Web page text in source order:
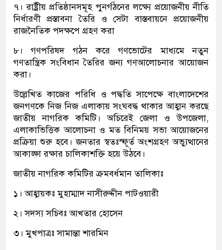
৭। রাষ্ট্রীয় প্রতিষ্ঠানসমূহ পুনর্গঠনের লক্ষ্যে প্রয়োজনীয় নীতি
নির্ধারণী প্রস্তাবনা তৈরি ও সেটা বাস্তবায়নে প্রয়োজনীয়
রাজনৈতিক পদক্ষপে গ্রহণ করা
৮। গণপরিষদ গঠন করে গণভোটের মাধ্যমে নতুন
গণতান্ত্রিক সংবিধান তৈরির জন্য গণআলোচনার আয়োজন
করা।
উল্লেখিত কাজের পরিধি ও পদ্ধতি সাপেক্ষে বাংলাদেশের
জনগণকে নিজ নিজ এলাকায় সংঘবদ্ধ থাকার আহ্বান করছে
জাতীয় নাগরিক কমিটি। অচিরেই জেলা ও উপজেলা,
এলাকাভিত্তিক আলোচনা ও মত বিনিময় সভা আয়োজনের
প্রক্রিয়া শুরু হবে। জনতার স্বতঃস্ফূর্ত অংশগ্রহণ অভ্যুত্থানের
আকাঙ্ক্ষা রক্ষার চালিকাশক্তি হয়ে উঠবে।
জাতীয় নাগরিক কমিটির ক্রমবর্ধমান তালিকাঃ
১। আহ্বায়কঃ মুহাম্মাদ নাসীরুদ্দীন পাটওয়ারী
২। সদস্য সচিবঃ আখতার হোসেন
৩। মুখপাত্রঃ সামান্তা শারমিন